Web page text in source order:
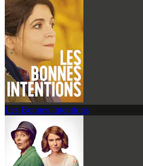
Les Bonnes Intentions